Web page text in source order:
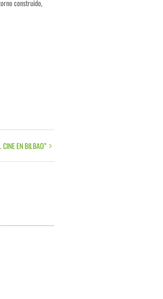
construido,
CINE EN BILBAO”